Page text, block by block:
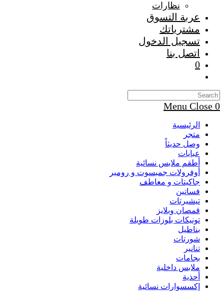
نظارات
عربة التسوق
مشترياتك
تسجيل الدخول
اتصل بنا
0
search
0
Menu Close
الرئيسية
متجر
وصل حديثاً
عبايات
أطقم ملابس نسائية
أوفرولات جمبسوت و رومبر
جاكيتات و معاطف
فساتين
تيشيرتات
قمصان وبلايز
تونيكات بلوزات طويلة
بناطيل
شورتات
تنانير
بجامات
ملابس داخلية
أحذية
إكسسوارات نسائية